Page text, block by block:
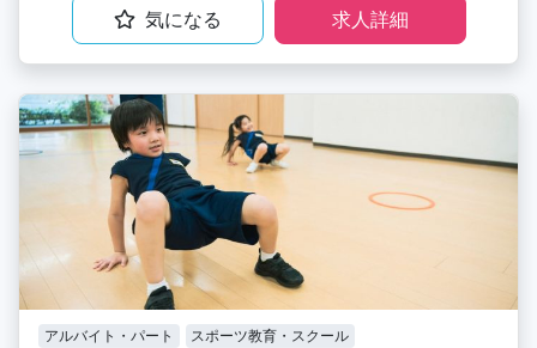
気になる 求人詳細
アルバイト・パート スポーツ教育・スクール